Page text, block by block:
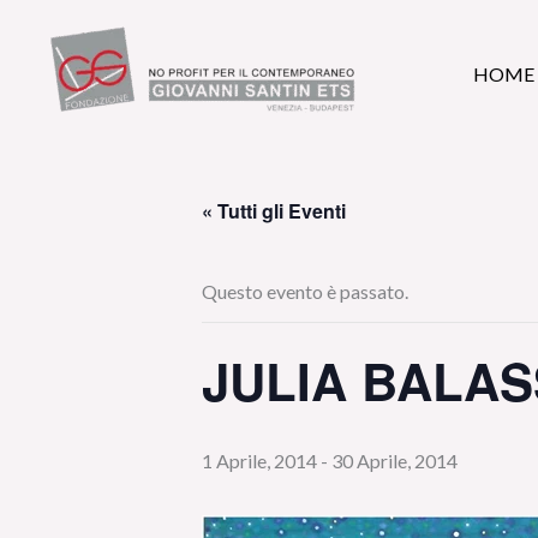
contenuto
HOME
« Tutti gli Eventi
Questo evento è passato.
JULIA
1 Aprile, 2014 - 30 Aprile, 2014